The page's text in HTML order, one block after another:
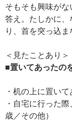
そもそも興味が
答え。たしかに
り、首を突っ込ま
＜見たことあり＞
■置いてあったの
・机の上に置い
・自宅に行った
歳／その他）